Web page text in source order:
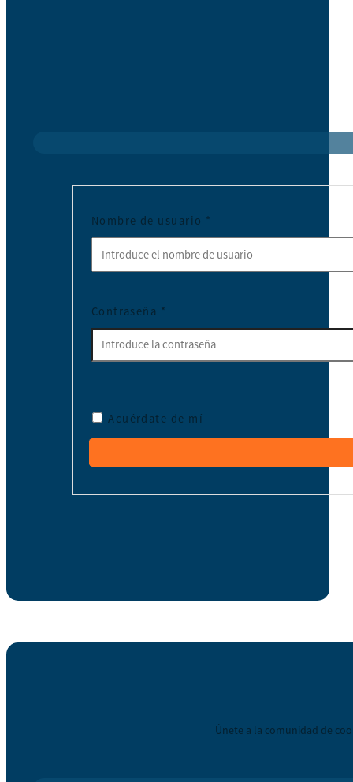
Nombre de usuario *
Contraseña *
Acuérdate de mí
Únete a la comunidad de